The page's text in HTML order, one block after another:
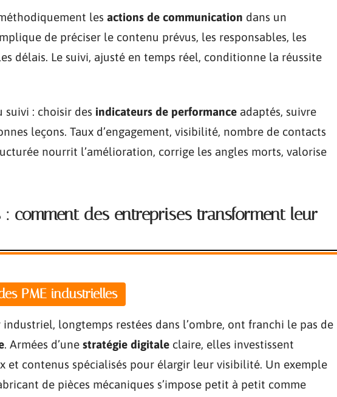
les actions de communication dans un
de préciser le contenu prévus, les responsables, les
délais. Le suivi, ajusté en temps réel, conditionne la réussite
: choisir des indicateurs de performance adaptés, suivre
leçons. Taux d’engagement, visibilité, nombre de contacts
nourrit l’amélioration, corrige les angles morts, valorise
: comment des entreprises transforment leur
PME industrielles
industriel, longtemps restées dans l’ombre, ont franchi le pas de
. Armées d’une stratégie digitale claire, elles investissent
et contenus spécialisés pour élargir leur visibilité. Un exemple
de pièces mécaniques s’impose petit à petit comme